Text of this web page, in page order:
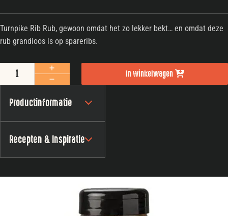
Turnpike Rib Rub, gewoon omdat het zo lekker bekt… en omdat deze
rub grandioos is op spareribs.
Turnpike Rich Rib Rub 750 gram aantal In winkelwagen
Productinformatie
Recepten & Inspiratie